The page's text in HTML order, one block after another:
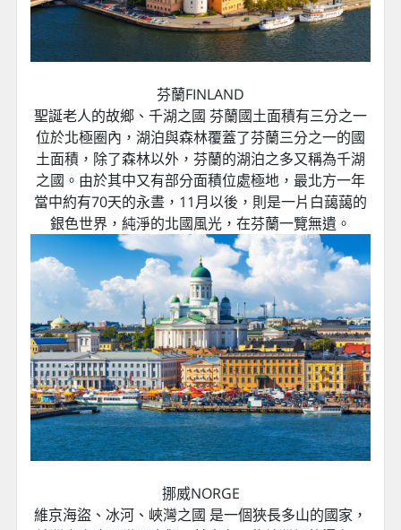
芬蘭FINLAND
聖誕老人的故鄉、千湖之國 芬蘭國土面積有三分之一
位於北極圈內，湖泊與森林覆蓋了芬蘭三分之一的國
土面積，除了森林以外，芬蘭的湖泊之多又稱為千湖
之國。由於其中又有部分面積位處極地，最北方一年
當中約有70天的永晝，11月以後，則是一片白藹藹的
銀色世界，純淨的北國風光，在芬蘭一覽無遺。
挪威NORGE
維京海盜、冰河、峽灣之國 是一個狹長多山的國家，